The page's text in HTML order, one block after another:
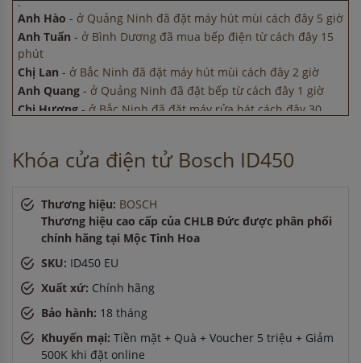
Anh Hào - ở Quảng Ninh đã đặt máy hút mùi cách đây 5 giờ
Anh Tuấn - ở Bình Dương đã mua bếp điện từ cách đây 15
phút
Chị Lan - ở Bắc Ninh đã đặt máy hút mùi cách đây 2 giờ
Anh Quang - ở Quảng Ninh đã đặt bếp từ cách đây 1 giờ
Chị Hương - ở Bắc Ninh đã đặt máy rửa bát cách đây 30
Khóa cửa điện tử Bosch ID450
Thương hiệu: BOSCH
Thương hiệu cao cấp của CHLB Đức được phân phối
chính hãng tại Mộc Tinh Hoa
SKU: ID450 EU
Xuất xứ: Chính hãng
Bảo hành: 18 tháng
Khuyến mại: Tiền mặt + Quà + Voucher 5 triệu + Giảm
500K khi đặt online